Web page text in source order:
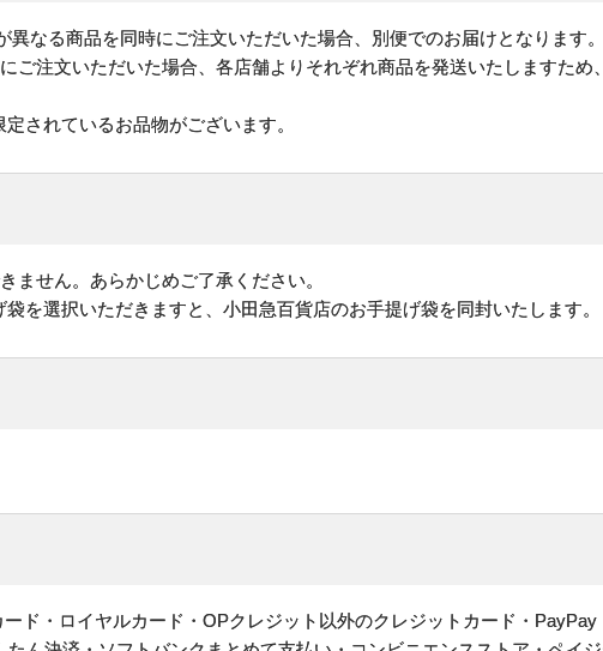
なる商品を同時にご注文いただいた場合、別便でのお届けとなります。
ご注文いただいた場合、各店舗よりそれぞれ商品を発送いたしますため
されているお品物がございます。
ません。あらかじめご了承ください。
を選択いただきますと、小田急百貨店のお手提げ袋を同封いたします。
ド・ロイヤルカード・OPクレジット以外のクレジットカード・